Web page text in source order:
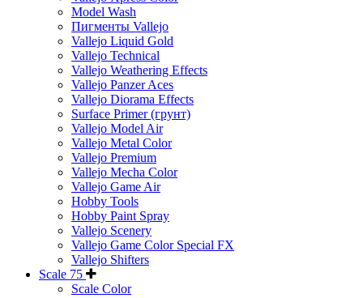
Model Wash
Пигменты Vallejo
Vallejo Liquid Gold
Vallejo Technical
Vallejo Weathering Effects
Vallejo Panzer Aces
Vallejo Diorama Effects
Surface Primer (грунт)
Vallejo Model Air
Vallejo Metal Color
Vallejo Premium
Vallejo Mecha Color
Vallejo Game Air
Hobby Tools
Hobby Paint Spray
Vallejo Scenery
Vallejo Game Color Special FX
Vallejo Shifters
Scale 75
Scale Color